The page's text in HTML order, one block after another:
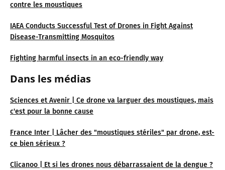
contre les moustiques
IAEA Conducts Successful Test of Drones in Fight Against
Disease-Transmitting Mosquitos
Fighting harmful insects in an eco-friendly way
Dans les médias
Sciences et Avenir | Ce drone va larguer des moustiques, mais
c'est pour la bonne cause
France Inter | Lâcher des "moustiques stériles" par drone, est-
ce bien sérieux ?
Clicanoo | Et si les drones nous débarrassaient de la dengue ?